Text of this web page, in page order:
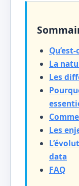
La
Les
Les
data
FAQ